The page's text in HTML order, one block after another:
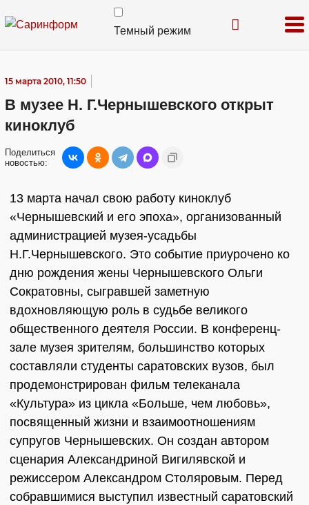
Темный режим
15 марта 2010, 11:50
В музее Н. Г.Чернышевского открыт
киноклуб
Поделиться
новостью:
13 марта начал свою работу киноклуб
«Чернышевский и его эпоха», организованный
администрацией музея-усадьбы
Н.Г.Чернышевского. Это событие приурочено ко
дню рождения жены Чернышевского Ольги
Сократовны, сыгравшей заметную
вдохновляющую роль в судьбе великого
общественного деятеля России. В конференц-
зале музея зрителям, большинство которых
составляли студенты саратовских вузов, был
продемонстрирован фильм телеканала
«Культура» из цикла «Больше, чем любовь»,
посвященный жизни и взаимоотношениям
супругов Чернышевских. Он создан автором
сценария Александриной Вигилявской и
режиссером Александром Столяровым. Перед
собравшимися выступил известный саратовский